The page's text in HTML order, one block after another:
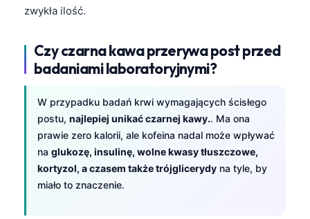
zwykła ilość.
Czy czarna kawa przerywa post przed
badaniami laboratoryjnymi?
W przypadku badań krwi wymagających ścisłego
postu, najlepiej unikać czarnej kawy.. Ma ona
prawie zero kalorii, ale kofeina nadal może wpływać
na glukozę, insulinę, wolne kwasy tłuszczowe,
kortyzol, a czasem także trójglicerydy na tyle, by
miało to znaczenie.